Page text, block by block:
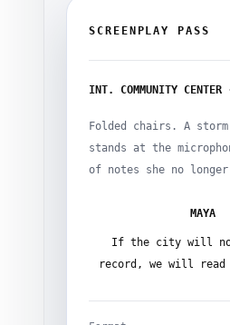
SCREENPLAY PASS
INT. COMMUNITY
Folded chairs. A storm
stands at the
of notes she no longer
MAYA
If the city will
record, we will